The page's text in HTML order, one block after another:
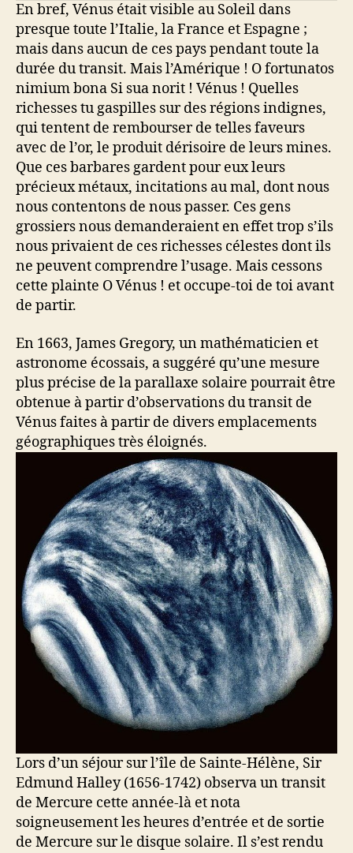
En bref, Vénus était visible au Soleil dans
presque toute l’Italie, la France et Espagne ;
mais dans aucun de ces pays pendant toute la
durée du transit. Mais l’Amérique ! O fortunatos
nimium bona Si sua norit ! Vénus ! Quelles
richesses tu gaspilles sur des régions indignes,
qui tentent de rembourser de telles faveurs
avec de l’or, le produit dérisoire de leurs mines.
Que ces barbares gardent pour eux leurs
précieux métaux, incitations au mal, dont nous
nous contentons de nous passer. Ces gens
grossiers nous demanderaient en effet trop s’ils
nous privaient de ces richesses célestes dont ils
ne peuvent comprendre l’usage. Mais cessons
cette plainte O Vénus ! et occupe-toi de toi avant
de partir.
En 1663, James Gregory, un mathématicien et
astronome écossais, a suggéré qu’une mesure
plus précise de la parallaxe solaire pourrait être
obtenue à partir d’observations du transit de
Vénus faites à partir de divers emplacements
géographiques très éloignés.
Lors d’un séjour sur l’île de Sainte-Hélène, Sir
Edmund Halley (1656-1742) observa un transit
de Mercure cette année-là et nota
soigneusement les heures d’entrée et de sortie
de Mercure sur le disque solaire. Il s’est rendu